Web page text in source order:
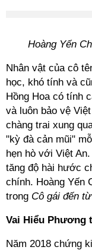
Hoàng Yến
Nhân vật của cô
học, khó tính và
Hồng Hoa có tính
và luôn bảo vệ
chàng trai xung
"kỳ đà cản mũi"
hẹn hò với Việt
tăng độ hài hước
chính. Hoàng Yến
trong Cô gái đến
Vai Hiểu Phương
Năm 2018 chứng